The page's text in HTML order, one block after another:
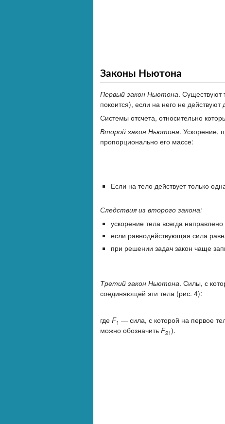
Законы Ньютона
Первый закон Ньютона. Существуют
покоится), если на него не
Системы отсчета, относительно
Второй закон Ньютона. Ускорение,
пропорционально его массе:
Если на тело действует только
Следствия из второго закона:
ускорение тела всегда
если равнодействующая сила
при решении задач закон чаще
Третий закон Ньютона. Силы, с
соединяющей эти тела (рис. 4):
где F1 — сила, с которой на первое
можно обозначить F21).